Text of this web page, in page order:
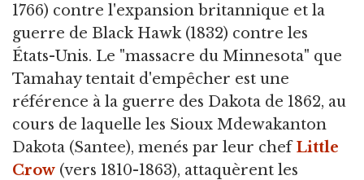
1766) contre l'expansion britannique et la
guerre de Black Hawk (1832) contre les
États-Unis. Le "massacre du Minnesota" que
Tamahay tentait d'empêcher est une
référence à la guerre des Dakota de 1862, au
cours de laquelle les Sioux Mdewakanton
Dakota (Santee), menés par leur chefLittle
Crow (vers 1810-1863), attaquèrent les